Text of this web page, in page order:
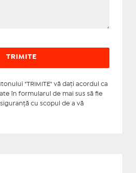
"TRIMITE" vă daţi acordul ca
în formularul de mai sus să fie
cu scopul de a vă